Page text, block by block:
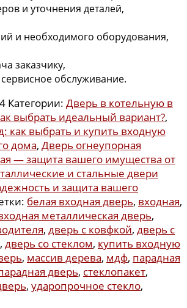
и уточнения деталей,
и необходимого оборудования,
заказчику,
обслуживание.
Категории: Дверь в котельную в
выбрать идеальный вариант?,
как выбрать и купить входную
дома, Дверь огнеупорная
— защита вашего имущества от
и стальные двери
и защита вашего
белая входная дверь, входная,
металлическая дверь,
, дверь с ковфкой, дверь с
, дверь со стеклом, купить входную
, массив дерева, мдф, парадная
дверь, стеклопакет,
, ударопрочное стекло,